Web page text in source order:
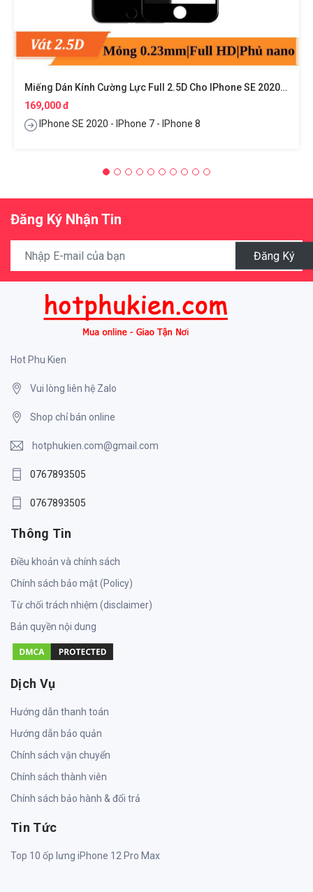
Miếng Dán Kính Cường Lực Full 2.5D Cho IPhone SE 2020 / IPhone 7 / IPhone 8 Hiệu ANANK
169,000 đ
IPhone SE 2020 - IPhone 7 - IPhone 8
Đăng Ký Nhận Tin
Đăng Ký
Hot Phu Kien
Vui lòng liên hệ Zalo
Shop chỉ bán online
hotphukien.com@gmail.com
0767893505
0767893505
Thông Tin
Điều khoản và chính sách
Chính sách bảo mật (Policy)
Từ chối trách nhiệm (disclaimer)
Bản quyền nội dung
Dịch Vụ
Hướng dẫn thanh toán
Hướng dẫn bảo quản
Chính sách vận chuyển
Chính sách thành viên
Chính sách bảo hành & đổi trả
Tin Tức
Top 10 ốp lưng iPhone 12 Pro Max